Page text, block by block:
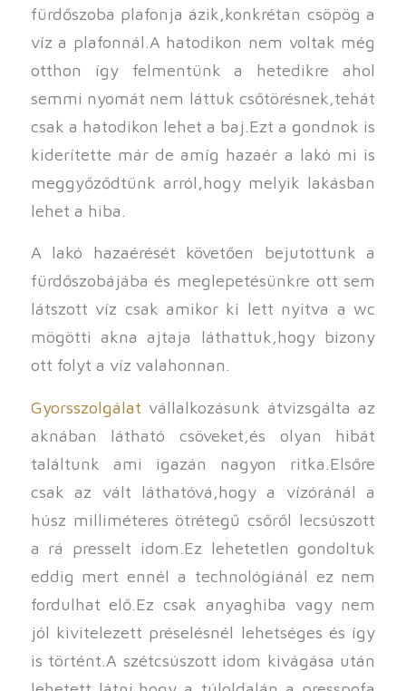
fürdőszoba plafonja ázik,konkrétan csöpög a
víz a plafonnál.A hatodikon nem voltak még
otthon így felmentünk a hetedikre ahol
semmi nyomát nem láttuk csőtörésnek,tehát
csak a hatodikon lehet a baj.Ezt a gondnok is
kiderítette már de amíg hazaér a lakó mi is
meggyőződtünk arról,hogy melyik lakásban
lehet a hiba.
A lakó hazaérését követően bejutottunk a
fürdőszobájába és meglepetésünkre ott sem
látszott víz csak amikor ki lett nyitva a wc
mögötti akna ajtaja láthattuk,hogy bizony
ott folyt a víz valahonnan.
Gyorsszolgálat vállalkozásunk átvizsgálta az
aknában látható csöveket,és olyan hibát
találtunk ami igazán nagyon ritka.Elsőre
csak az vált láthatóvá,hogy a vízóránál a
húsz milliméteres ötrétegű csőről lecsúszott
a rá presselt idom.Ez lehetetlen gondoltuk
eddig mert ennél a technológiánál ez nem
fordulhat elő.Ez csak anyaghiba vagy nem
jól kivitelezett préselésnél lehetséges és így
is történt.A szétcsúszott idom kivágása után